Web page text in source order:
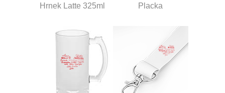
Hrnek Latte 325ml Placka